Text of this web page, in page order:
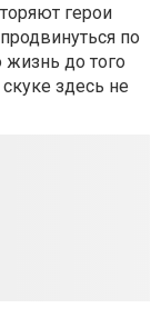
герои
по
до того
здесь не